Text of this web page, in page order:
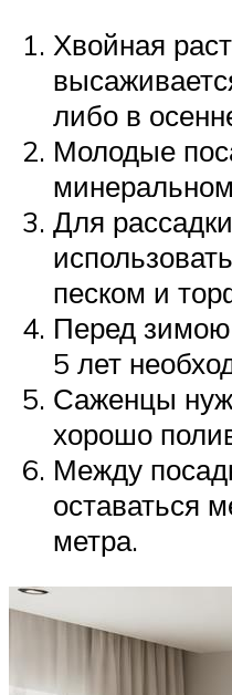
Хвойная
либо в
Молодые
Для
песком и
Перед
5 лет
Саженцы
хорошо
Между
оставаться
метра.